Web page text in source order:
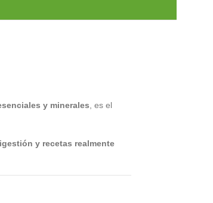
y minerales , es el
y recetas realmente